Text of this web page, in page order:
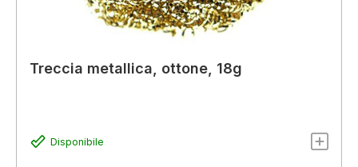
Treccia metallica, ottone, 18g
Disponibile